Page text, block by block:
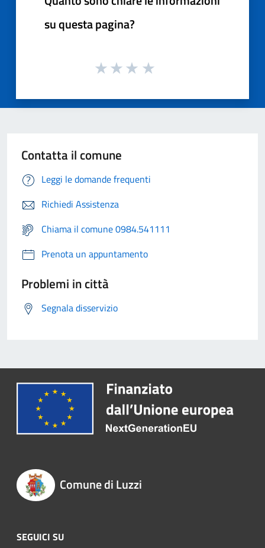
su questa pagina?
Contatta il comune
Leggi le domande frequenti
Richiedi Assistenza
Chiama il comune 0984.541111
Prenota un appuntamento
Problemi in città
Segnala disservizio
Comune di Luzzi
SEGUICI SU